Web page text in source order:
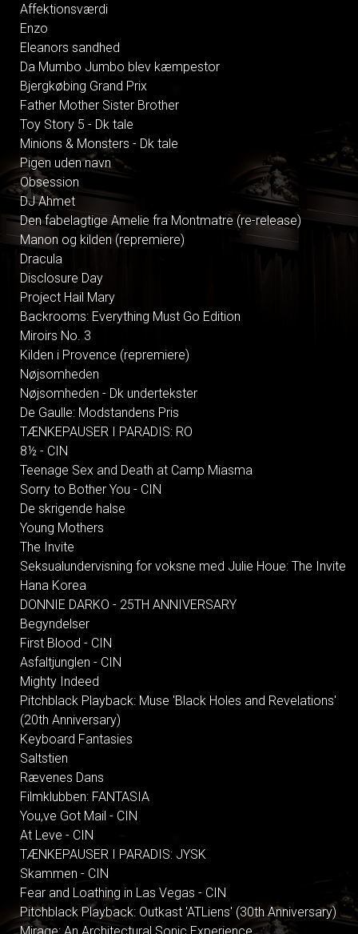
Affektionsværdi
Enzo
Eleanors sandhed
Da Mumbo Jumbo blev kæmpestor
Bjergkøbing Grand Prix
Father Mother Sister Brother
Toy Story 5 - Dk tale
Minions & Monsters - Dk tale
Pigen uden navn
Obsession
DJ Ahmet
Den fabelagtige Amelie fra Montmatre (re-release)
Manon og kilden (repremiere)
Dracula
Disclosure Day
Project Hail Mary
Backrooms: Everything Must Go Edition
Miroirs No. 3
Kilden i Provence (repremiere)
Nøjsomheden
Nøjsomheden - Dk undertekster
De Gaulle: Modstandens Pris
TÆNKEPAUSER I PARADIS: RO
8½ - CIN
Teenage Sex and Death at Camp Miasma
Sorry to Bother You - CIN
De skrigende halse
Young Mothers
The Invite
Seksualundervisning for voksne med Julie Houe: The Invite
Hana Korea
DONNIE DARKO - 25TH ANNIVERSARY
Begyndelser
First Blood - CIN
Asfaltjunglen - CIN
Mighty Indeed
Pitchblack Playback: Muse 'Black Holes and Revelations'
(20th Anniversary)
Keyboard Fantasies
Saltstien
Rævenes Dans
Filmklubben: FANTASIA
You,ve Got Mail - CIN
At Leve - CIN
TÆNKEPAUSER I PARADIS: JYSK
Skammen - CIN
Fear and Loathing in Las Vegas - CIN
Pitchblack Playback: Outkast 'ATLiens' (30th Anniversary)